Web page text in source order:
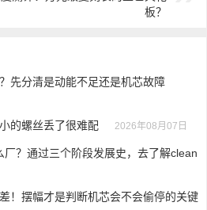
板？
先分清是动能不足还是机芯故障
的螺丝丢了很难配 2026年08月07日
？通过三个阶段发展史，去了解clean
！摆幅才是判断机芯会不会偷停的关键